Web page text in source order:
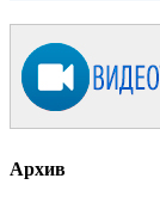
Архив